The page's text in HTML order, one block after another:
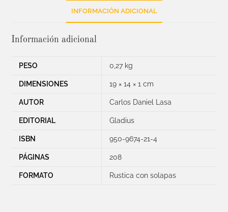
INFORMACIÓN ADICIONAL
Información adicional
PESO 0,27 kg
DIMENSIONES 19 × 14 × 1 cm
AUTOR Carlos Daniel Lasa
EDITORIAL Gladius
ISBN 950-9674-21-4
PÁGINAS 208
FORMATO Rustica con solapas